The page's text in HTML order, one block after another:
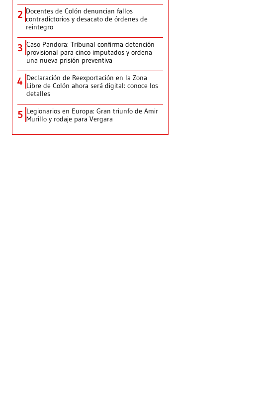
2 Docentes de Colón denuncian fallos
contradictorios y desacato de órdenes de
reintegro
3 Caso Pandora: Tribunal confirma detención
provisional para cinco imputados y ordena
una nueva prisión preventiva
4 Declaración de Reexportación en la Zona
Libre de Colón ahora será digital: conoce los
detalles
5 Legionarios en Europa: Gran triunfo de Amir
Murillo y rodaje para Vergara